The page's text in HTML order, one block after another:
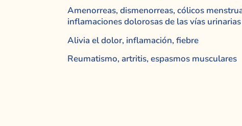
Amenorreas, dismenorreas, cólicos
inflamaciones dolorosas de las vías urinarias
Alivia el dolor, inflamación, fiebre
Reumatismo, artritis, espasmos musculares